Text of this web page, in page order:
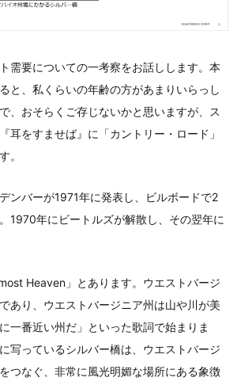
需要についての一考察をお話しします。本
と、私くらいの年齢の方があまりいらっし
、おそらくご存じないかと思いますが、ス
耳をすませば』に「カントリー・ロード」
。
ンバーが1971年に発表し、ビルボードで2
1970年にビートルズが解散し、その翌年に
Heaven」とあります。ウエストバージ
あり、ウエストバージニア州は山や川が美
一番近い州だ」といった歌詞で始まりま
写っているシルバー橋は、ウエストバージ
つなぐ、非常に風光明媚な場所にある象徴